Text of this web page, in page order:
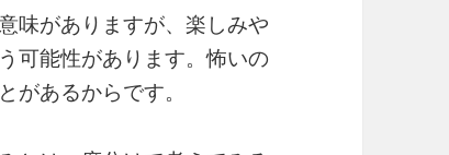
味がありますが、楽しみや
可能性があります。怖いの
があるからです。